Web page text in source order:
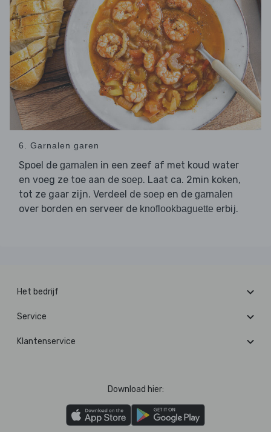
6. Garnalen garen
Spoel de garnalen in een zeef af met koud water
en voeg ze toe aan de soep. Laat ca. 2min koken,
tot ze gaar zijn. Verdeel de soep en de garnalen
over borden en serveer de knoflookbaguette erbij.
Het bedrijf
Service
Klantenservice
Download hier: